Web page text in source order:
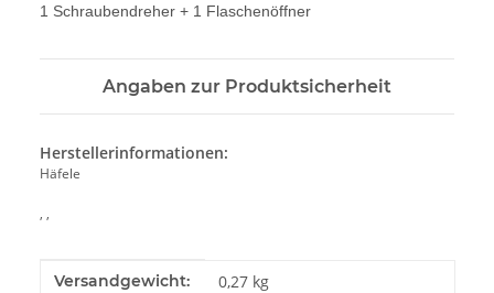
1 Schraubendreher + 1 Flaschenöffner
Angaben zur Produktsicherheit
Herstellerinformationen:
Häfele
, ,
Produkteigenschaft
Wert
Versandgewicht: 0,27 kg